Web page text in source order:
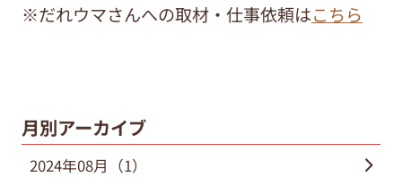
※だれウマさんへの取材・仕事依頼はこちら
月別アーカイブ
2024年08月（1）